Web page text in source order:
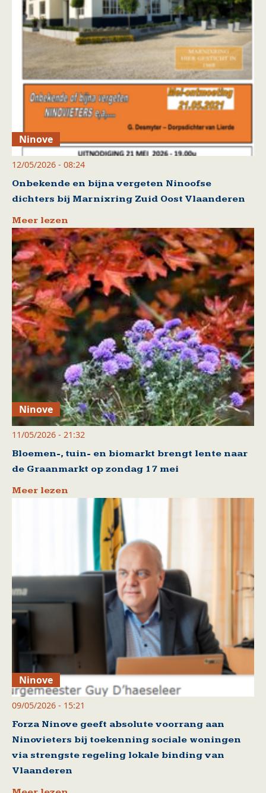
Ninove
12/05/2026 - 08:24
Onbekende en bijna vergeten Ninoofse
dichters bij Marnixring Zuid Oost Vlaanderen
Meer lezen
Ninove
11/05/2026 - 21:32
Bloemen-, tuin- en biomarkt brengt lente naar
de Graanmarkt op zondag 17 mei
Meer lezen
Ninove
09/05/2026 - 15:21
Forza Ninove geeft absolute voorrang aan
Ninovieters bij toekenning sociale woningen
via strengste regeling lokale binding van
Vlaanderen